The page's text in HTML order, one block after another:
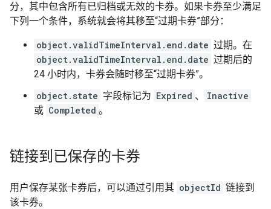
分，其中包含所有已归档或无效的卡券。如果卡券至少满足
下列一个条件，系统就会将其移至“过期卡券”部分：
object.validTimeInterval.end.date 过期。在
object.validTimeInterval.end.date 过期后的
24 小时内，卡券会随时移至“过期卡券”。
object.state 字段标记为 Expired 、
Inactive
或 Completed 。
链接到已保存的卡券
用户保存某张卡券后，可以通过引用其 objectId 链接到
该卡券。